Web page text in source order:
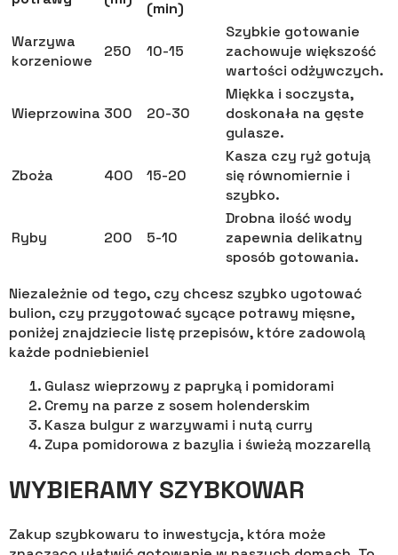
(min)
Warzywa
korzeniowe
250 10-15
Szybkie gotowanie
zachowuje większość
wartości odżywczych.
Wieprzowina 300 20-30
Miękka i soczysta,
doskonała na gęste
gulasze.
Zboża 400 15-20
Kasza czy ryż gotują
się równomiernie i
szybko.
Ryby 200 5-10
Drobna ilość wody
zapewnia delikatny
sposób gotowania.
Niezależnie od tego, czy chcesz szybko ugotować
bulion, czy przygotować sycące potrawy mięsne,
poniżej znajdziecie listę przepisów, które zadowolą
każde podniebienie!
Gulasz wieprzowy z papryką i pomidorami
Cremy na parze z sosem holenderskim
Kasza bulgur z warzywami i nutą curry
Zupa pomidorowa z bazylia i świeżą mozzarellą
WYBIERAMY SZYBKOWAR
Zakup szybkowaru to inwestycja, która może